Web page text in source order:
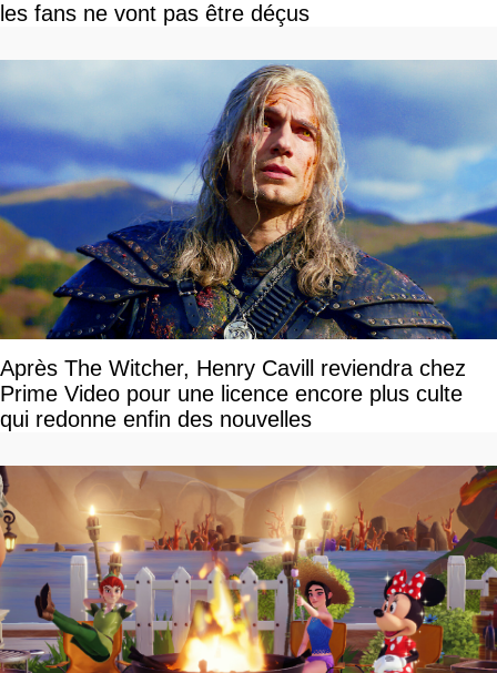
les fans ne vont pas être déçus
Après The Witcher, Henry Cavill reviendra chez
Prime Video pour une licence encore plus culte
qui redonne enfin des nouvelles